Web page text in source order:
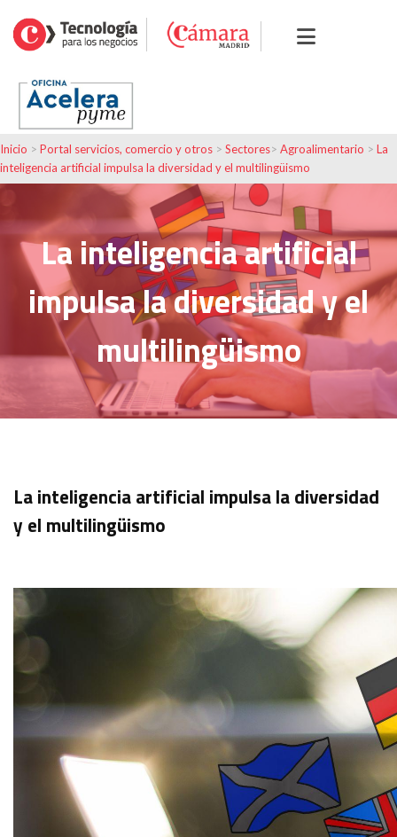
Inicio > Portal servicios, comercio y otros > Sectores> Agroalimentario > La
inteligencia artificial impulsa la diversidad y el multilingüismo
La inteligencia artificial
impulsa la diversidad y el
multilingüismo
La inteligencia artificial impulsa la diversidad
y el multilingüismo